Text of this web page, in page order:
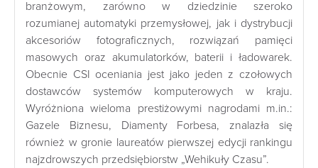
branżowym, zarówno w dziedzinie szeroko
rozumianej automatyki przemysłowej, jak i dystrybucji
akcesoriów fotograficznych, rozwiązań pamięci
masowych oraz akumulatorków, baterii i ładowarek.
Obecnie CSI oceniania jest jako jeden z czołowych
dostawców systemów komputerowych w kraju.
Wyróżniona wieloma prestiżowymi nagrodami m.in.:
Gazele Biznesu, Diamenty Forbesa, znalazła się
również w gronie laureatów pierwszej edycji rankingu
najzdrowszych przedsiębiorstw „Wehikuły Czasu”.